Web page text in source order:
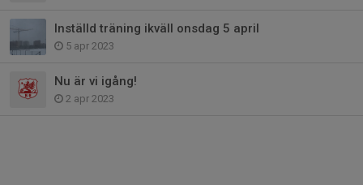
Inställd träning ikväll onsdag 5 april
5 apr 2023
Nu är vi igång!
2 apr 2023